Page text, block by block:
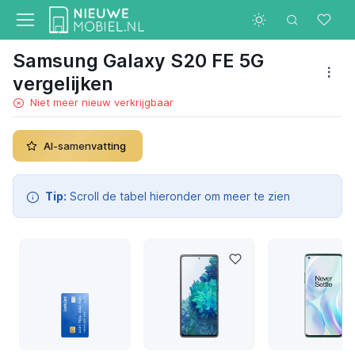
Samsung Galaxy S20 FE 5G
vergelijken
Niet meer nieuw verkrijgbaar
AI-samenvatting
Tip: Scroll de tabel hieronder om meer te zien